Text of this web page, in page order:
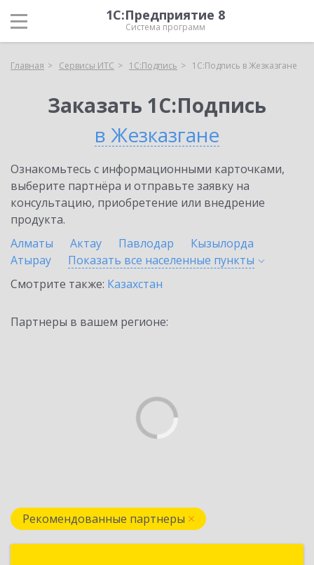
1С:Предприятие 8
Система программ
Главная Сервисы ИТС 1С:Подпись 1С:Подпись в Жезказгане
Заказать 1С:Подпись
в Жезказгане
Ознакомьтесь с информационными карточками,
выберите партнёра и отправьте заявку на
консультацию, приобретение или внедрение
продукта.
Алматы
Актау Павлодар
Кызылорда
Атырау
Показать все населенные пункты
Смотрите также: Казахстан
Партнеры в вашем регионе:
Рекомендованные партнеры